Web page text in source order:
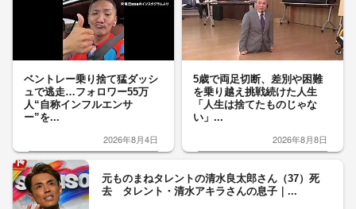
ベントレー乗り捨て猛ダッシ
ュで逃走…フォロワー55万
人“自称インフルエンサ
ー”を...
2026年8月4日
5歳で両足切断、差別や困難
を乗り越え挑戦続けた人生
「人生は捨てたものじゃな
い」...
2026年8月8日
元ものまねタレントの清水良太郎さん（37）死
去 タレント・清水アキラさんの息子｜...